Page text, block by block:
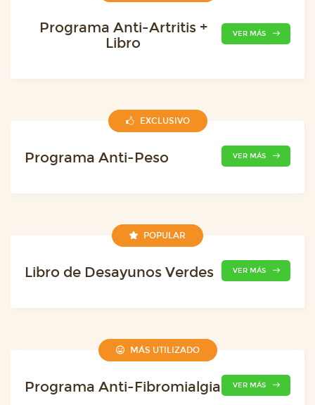
Programa Anti-Artritis +
Libro
VER MÁS
EXCLUSIVO
Programa Anti-Peso VER MÁS
POPULAR
Libro de Desayunos Verdes VER MÁS
MÁS UTILIZADO
Programa Anti-Fibromialgia VER MÁS